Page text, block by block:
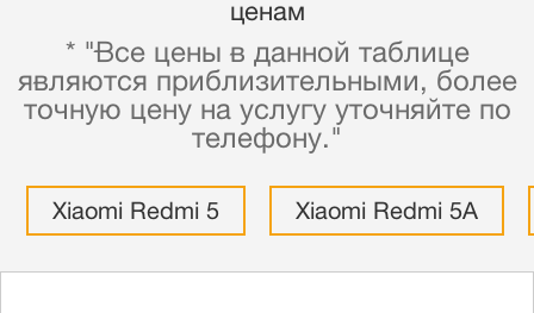
ценам
* "Все цены в данной таблице
являются приблизительными, более
точную цену на услугу уточняйте по
телефону."
Xiaomi Redmi 5 Xiaomi Redmi 5A